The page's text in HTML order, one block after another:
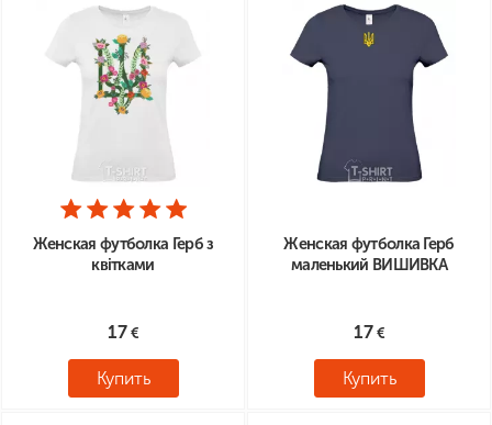
Женская футболка Герб з
квітками
17
Купить
Женская футболка Герб
маленький ВИШИВКА
17
Купить